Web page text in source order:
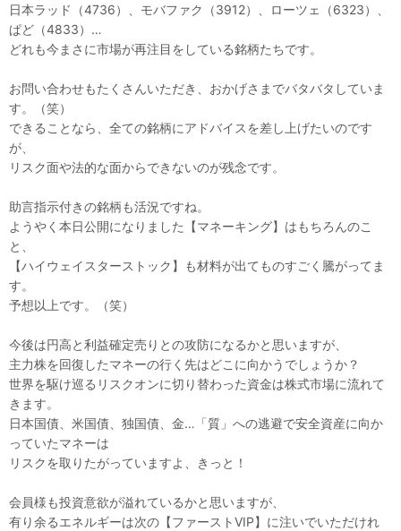
日本ラッド（4736）、モバファク（3912）、ローツェ（6323）、
ぱど（4833）…
どれも今まさに市場が再注目をしている銘柄たちです。
お問い合わせもたくさんいただき、おかげさまでバタバタしていま
す。（笑）
できることなら、全ての銘柄にアドバイスを差し上げたいのです
が、
リスク面や法的な面からできないのが残念です。
助言指示付きの銘柄も活況ですね。
ようやく本日公開になりました【マネーキング】はもちろんのこ
と、
【ハイウェイスターストック】も材料が出てものすごく騰がってま
す。
予想以上です。（笑）
今後は円高と利益確定売りとの攻防になるかと思いますが、
主力株を回復したマネーの行く先はどこに向かうでしょうか？
世界を駆け巡るリスクオンに切り替わった資金は株式市場に流れて
きます。
日本国債、米国債、独国債、金…「質」への逃避で安全資産に向か
っていたマネーは
リスクを取りたがっていますよ、きっと！
会員様も投資意欲が溢れているかと思いますが、
有り余るエネルギーは次の【ファーストVIP】に注いでいただけれ